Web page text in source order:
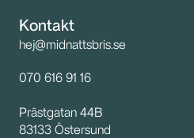
Kontakt
hej@midnattsbris.se
070 616 91 16
Prästgatan 44B
83133 Östersund